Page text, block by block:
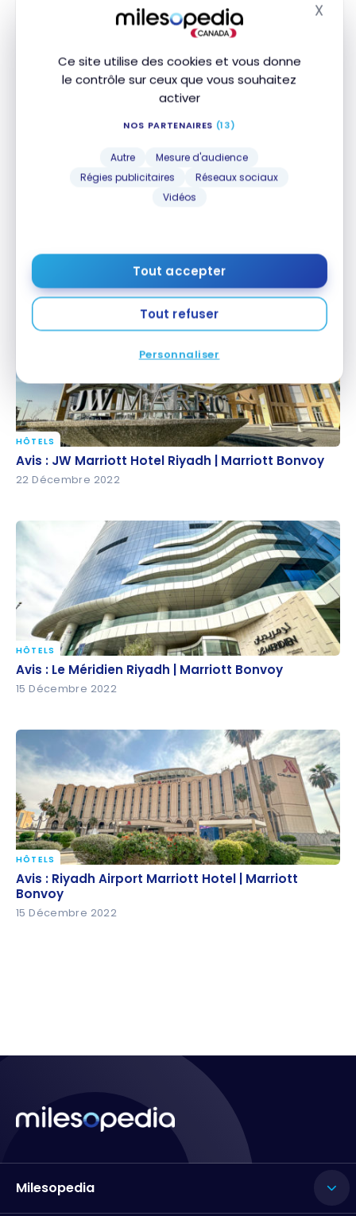
Ce site utilise des cookies et vous donne
le contrôle sur ceux que vous souhaitez
activer
NOS PARTENAIRES (13)
Autre
Mesure d'audience
Régies publicitaires
Réseaux sociaux
Vidéos
Tout accepter
Tout refuser
Personnaliser
X
Avis : Courtyard by Marriott Riyadh Diplomatic
Quarter | Marriott Bonvoy
Avis : Courtyard by Marriott Riyadh Diplomatic
Quarter | Marriott Bonvoy
Riyadh en quelques jours
à Riyadh en quelques jours
Avis : JW Marriott Hotel Riyadh | Marriott Bonvoy
HÔTELS
Avis : JW Marriott Hotel Riyadh | Marriott Bonvoy
22 Décembre 2022
Avis : Le Méridien Riyadh | Marriott Bonvoy
HÔTELS
Avis : Le Méridien Riyadh | Marriott Bonvoy
15 Décembre 2022
Avis : Riyadh Airport Marriott Hotel | Marriott
Bonvoy
HÔTELS
Avis : Riyadh Airport Marriott Hotel | Marriott
Bonvoy
15 Décembre 2022
Milesopedia